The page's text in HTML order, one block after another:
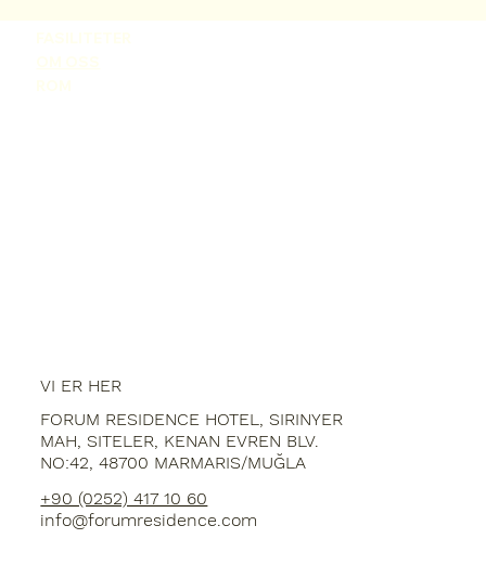
VI ER HER
FORUM RESIDENCE HOTEL, SIRINYER
MAH, SITELER, KENAN EVREN BLV.
NO:42, 48700 MARMARIS/MUĞLA
+90 (0252) 417 10 60
info@forumresidence.com